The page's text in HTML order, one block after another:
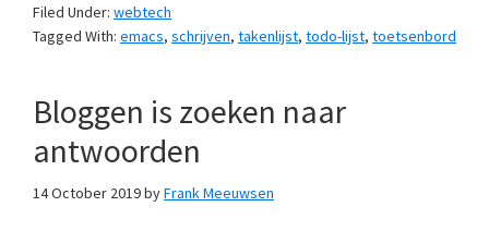
Filed Under: webtech
Tagged With: emacs, schrijven, takenlijst, todo-lijst, toetsenbord
Bloggen is zoeken naar
antwoorden
14 October 2019byFrank Meeuwsen